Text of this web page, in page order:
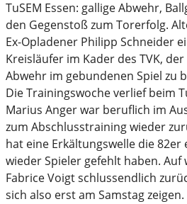
TuSEM Essen: gallige Abwehr,
den Gegenstoß zum Torerfolg.
Ex-Opladener Philipp Schneider
Kreisläufer im Kader des TVK,
Abwehr im gebundenen Spiel zu
Die Trainingswoche verlief beim
Marius Anger war beruflich im
zum Abschlusstraining wieder
hat eine Erkältungswelle die
wieder Spieler gefehlt haben. Auf
Fabrice Voigt schlussendlich
sich also erst am Samstag zeigen.